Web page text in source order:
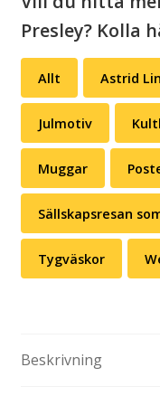
Presley? Kolla
Allt Astrid
Julmotiv
Muggar
Sällskapsresan
Tygväskor
Beskrivning